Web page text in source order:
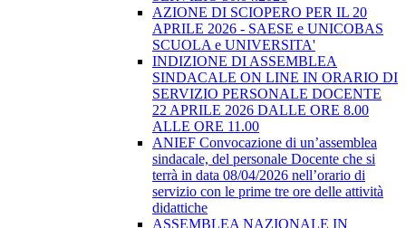
AZIONE DI SCIOPERO PER IL 20
APRILE 2026 - SAESE e UNICOBAS
SCUOLA e UNIVERSITA'
INDIZIONE DI ASSEMBLEA
SINDACALE ON LINE IN ORARIO DI
SERVIZIO PERSONALE DOCENTE
22 APRILE 2026 DALLE ORE 8.00
ALLE ORE 11.00
ANIEF Convocazione di un’assemblea
sindacale, del personale Docente che si
terrà in data 08/04/2026 nell’orario di
servizio con le prime tre ore delle attività
didattiche
ASSEMBLEA NAZIONALE IN